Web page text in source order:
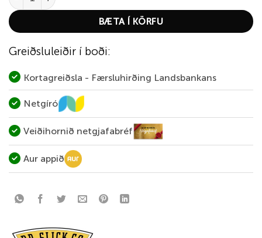
BÆTA Í KÖRFU
Greiðsluleiðir í boði:
Kortagreiðsla - Færsluhirðing Landsbankans
Netgíró
Veiðihornið netgjafabréf
Aur appið